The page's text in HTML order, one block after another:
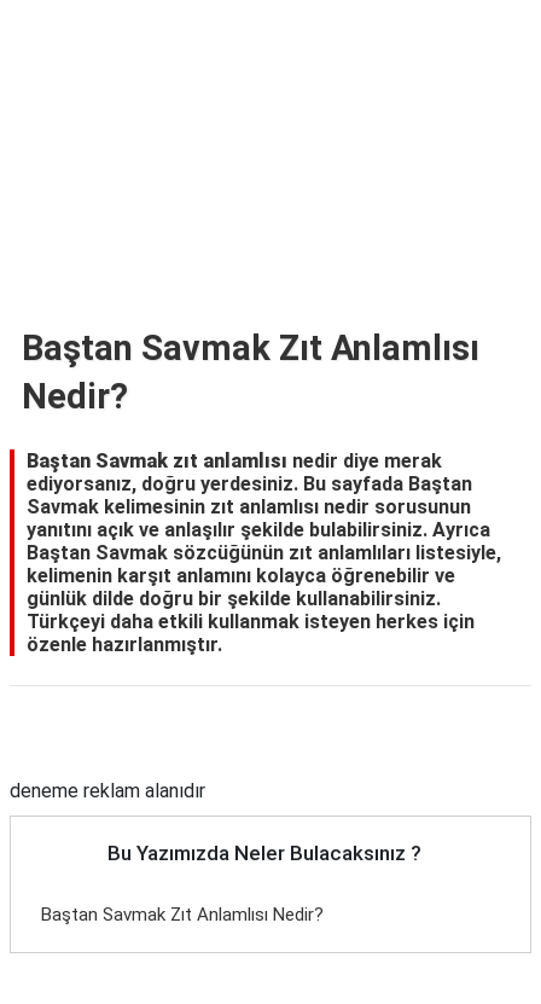
Baştan Savmak Zıt Anlamlısı
Nedir?
Baştan Savmak zıt anlamlısı nedir diye merak
ediyorsanız, doğru yerdesiniz. Bu sayfada Baştan
Savmak kelimesinin zıt anlamlısı nedir sorusunun
yanıtını açık ve anlaşılır şekilde bulabilirsiniz. Ayrıca
Baştan Savmak sözcüğünün zıt anlamlıları listesiyle,
kelimenin karşıt anlamını kolayca öğrenebilir ve
günlük dilde doğru bir şekilde kullanabilirsiniz.
Türkçeyi daha etkili kullanmak isteyen herkes için
özenle hazırlanmıştır.
deneme reklam alanıdır
Bu Yazımızda Neler Bulacaksınız ?
Baştan Savmak Zıt Anlamlısı Nedir?